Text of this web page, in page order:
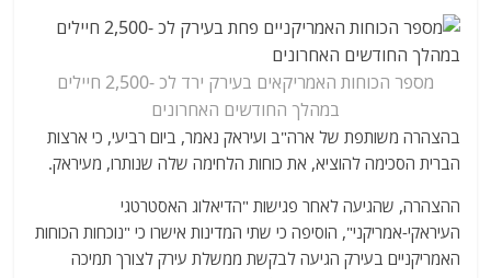
at
s
p
p
e
g
m
ai
l
itt
er
c
e
b
o
o
k
מספר הכוחות האמריקאים בעירק ירד לכ -2,500 חיילים
במהלך החודשים האחרונים
בהצהרה משותפת של ארה"ב ועיראק נאמר, ביום רביעי, כי ארצות
הברית הסכימה להוציא, את כוחות הלחימה שלה שנותרו, מעיראק.
ההצהרה, שהגיעה לאחר פגישות "הדיאלוג האסטרטגי
העיראקי-אמריקני", הוסיפה כי שתי המדינות אישרו כי "נוכחות הכוחות
האמריקניים בעירק הגיעה לבקשת ממשלת עירק לצורך תמיכה